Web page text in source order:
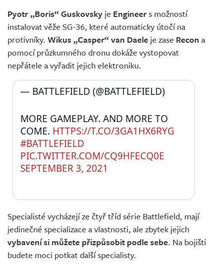
Pyotr „Boris“ Guskovsky je Engineers možností
instalovat věže SG-36, které automaticky útočí na
protivníky. Wikus „Casper“ van Daele je zase Recon a
pomocí průzkumného dronu dokáže vystopovat
nepřátele a vyřadit jejich elektroniku.
MORE GAMEPLAY. AND MORE TO
COME. HTTPS://T.CO/3GA1HX6RYG
#BATTLEFIELD
PIC.TWITTER.COM/CQ9HFECQ0E
— BATTLEFIELD (@BATTLEFIELD)
SEPTEMBER 3, 2021
Specialisté vycházejí ze čtyř tříd série Battlefield, mají
jedinečné specializace a vlastnosti, ale zbytek jejich
vybavení si můžete přizpůsobit podle sebe. Na bojišti
budete moci potkat další specialisty.